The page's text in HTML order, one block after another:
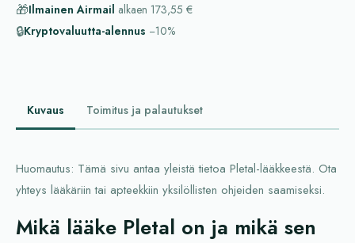
🎁Ilmainen Airmail alkaen 173,55 €
🔒Kryptovaluutta-alennus −10%
Kuvaus Toimitus ja palautukset
Huomautus: Tämä sivu antaa yleistä tietoa Pletal-lääkkeestä. Ota
yhteys lääkäriin tai apteekkiin yksilöllisten ohjeiden saamiseksi.
Mikä lääke Pletal on ja mikä sen